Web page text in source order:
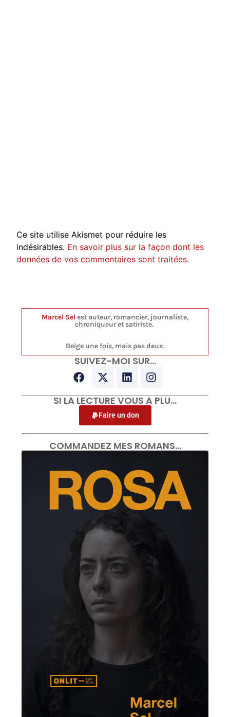
Ce site utilise Akismet pour réduire les
indésirables. En savoir plus sur la façon dont les
données de vos commentaires sont traitées.
Marcel Sel est auteur, romancier, journaliste,
chroniqueur et satiriste.
Belge une fois, mais pas deux.
SUIVEZ-MOI SUR…
SI LA LECTURE VOUS A PLU…
Faire un don
COMMANDEZ MES ROMANS…